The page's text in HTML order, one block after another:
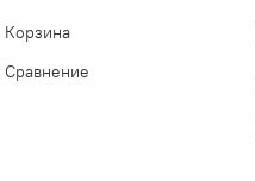
Корзина
Сравнение